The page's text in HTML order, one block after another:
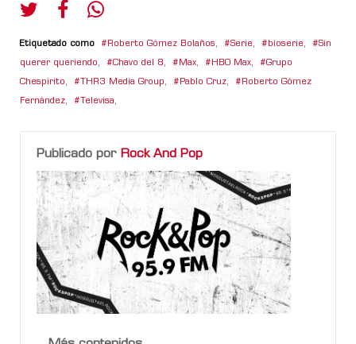
Etiquetado como Roberto Gómez Bolaños, Serie, bioserie, Sin
querer queriendo, Chavo del 8, Max, HBO Max, Grupo
Chespirito, THR3 Media Group, Pablo Cruz, Roberto Gómez
Fernández, Televisa,
Publicado por Rock And Pop